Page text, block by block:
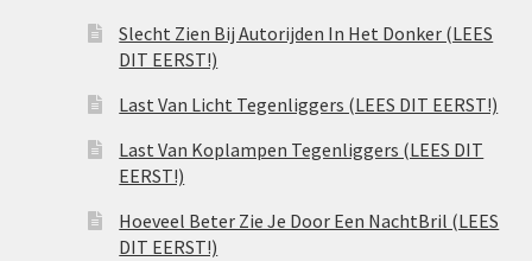
Slecht Zien Bij Autorijden In Het Donker (LEES
DIT EERST!)
Last Van Licht Tegenliggers (LEES DIT EERST!)
Last Van Koplampen Tegenliggers (LEES DIT
EERST!)
Hoeveel Beter Zie Je Door Een NachtBril (LEES
DIT EERST!)